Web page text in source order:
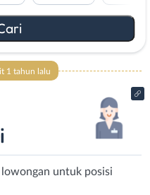
1 tahun lalu
untuk posisi